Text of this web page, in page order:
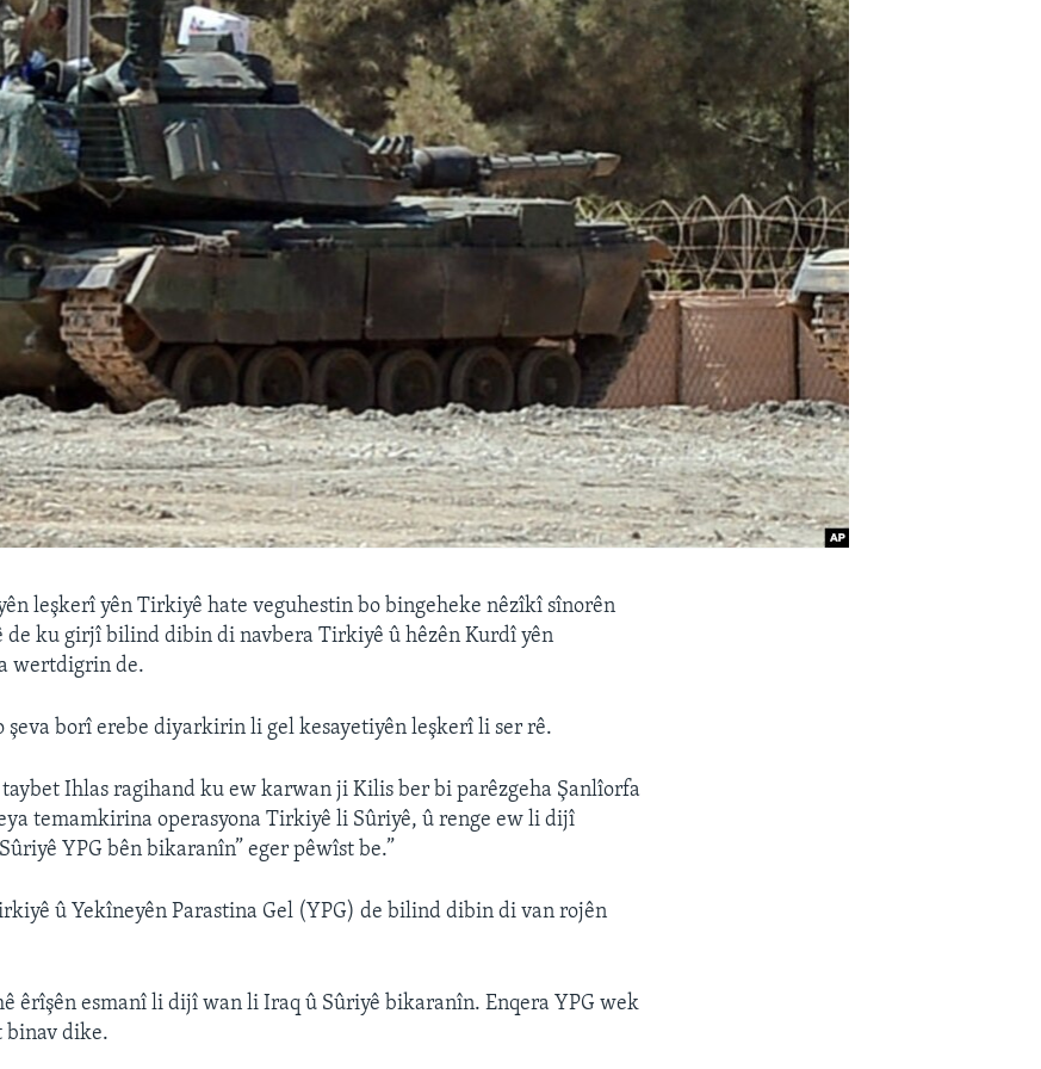
leşkerî yên Tirkiyê hate veguhestin bo bingeheke nêzîkî sînorên
de ku girjî bilind dibin di navbera Tirkiyê û hêzên Kurdî yên
wertdigrin de.
şeva borî erebe diyarkirin li gel kesayetiyên leşkerî li ser rê.
taybet Ihlas ragihand ku ew karwan ji Kilis ber bi parêzgeha Şanlîorfa
temamkirina operasyona Tirkiyê li Sûriyê, û renge ew li dijî
YPG bên bikaranîn” eger pêwîst be.”
û Yekîneyên Parastina Gel (YPG) de bilind dibin di van rojên
êrîşên esmanî li dijî wan li Iraq û Sûriyê bikaranîn. Enqera YPG wek
binav dike.